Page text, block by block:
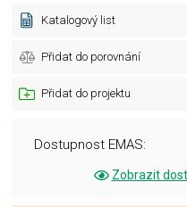
Katalogový list
Přidat do porovnání
Přidat do projektu
Dostupnost EMAS:
Zobrazit